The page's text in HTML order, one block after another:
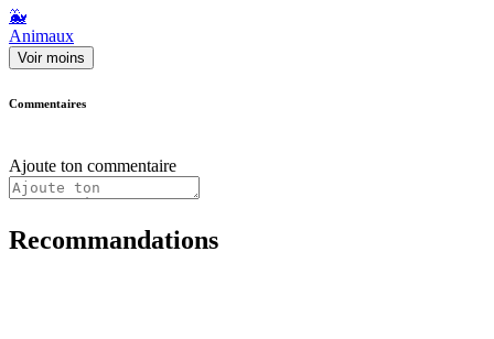
🐳
Animaux
Voir moins
Commentaires
Ajoute ton commentaire
Recommandations